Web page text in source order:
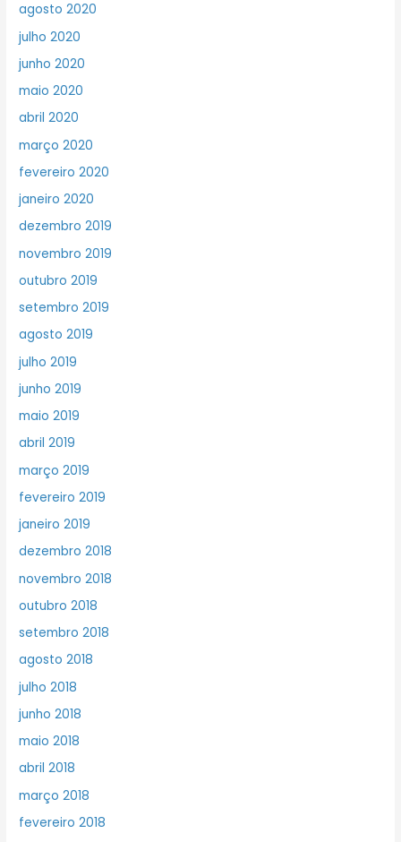
agosto 2020
julho 2020
junho 2020
maio 2020
abril 2020
março 2020
fevereiro 2020
janeiro 2020
dezembro 2019
novembro 2019
outubro 2019
setembro 2019
agosto 2019
julho 2019
junho 2019
maio 2019
abril 2019
março 2019
fevereiro 2019
janeiro 2019
dezembro 2018
novembro 2018
outubro 2018
setembro 2018
agosto 2018
julho 2018
junho 2018
maio 2018
abril 2018
março 2018
fevereiro 2018